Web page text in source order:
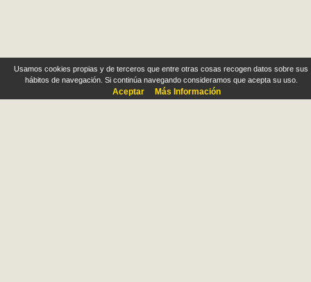
Usamos cookies propias y de terceros que entre otras cosas recogen datos sobre sus
hábitos de navegación. Si continúa navegando consideramos que acepta su uso.
Aceptar Más Información